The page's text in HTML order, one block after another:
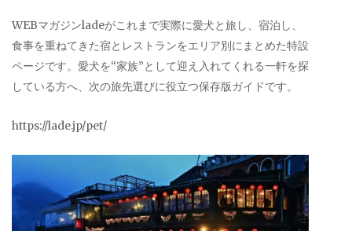
WEBマガジンladeがこれまで実際に愛犬と旅し、宿泊し、
食事を重ねてきた宿とレストランをエリア別にまとめた特設
ページです。愛犬を“家族”として迎え入れてくれる一軒を探
している方へ、次の旅先選びに役立つ保存版ガイドです。
https://lade.jp/pet/